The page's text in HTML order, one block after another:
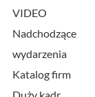
VIDEO
Nadchodzące
wydarzenia
Katalog firm